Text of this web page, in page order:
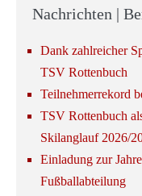
Nachrichten |
Dank zahlreicher
TSV Rottenbuch
Teilnehmerrekord
TSV Rottenbuch
Skilanglauf 2026/
Einladung zur
Fußballabteilung